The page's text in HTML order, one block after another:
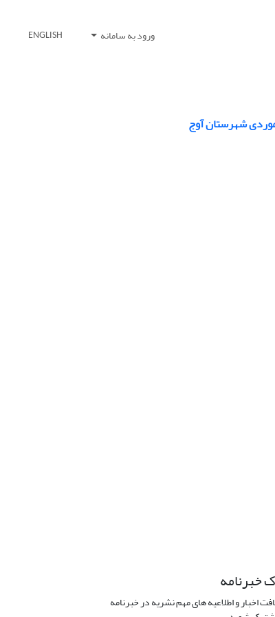
ورود به سامانه ENGLISH
شهرستان آوج
خبرنامه
اخبار و اطلاعیه های مهم نشریه در خبرنامه